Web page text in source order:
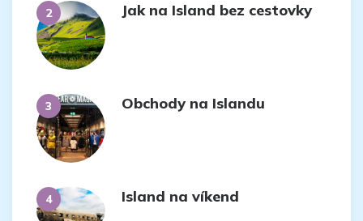
Jak na Island bez cestovky
Obchody na Islandu
Island na víkend